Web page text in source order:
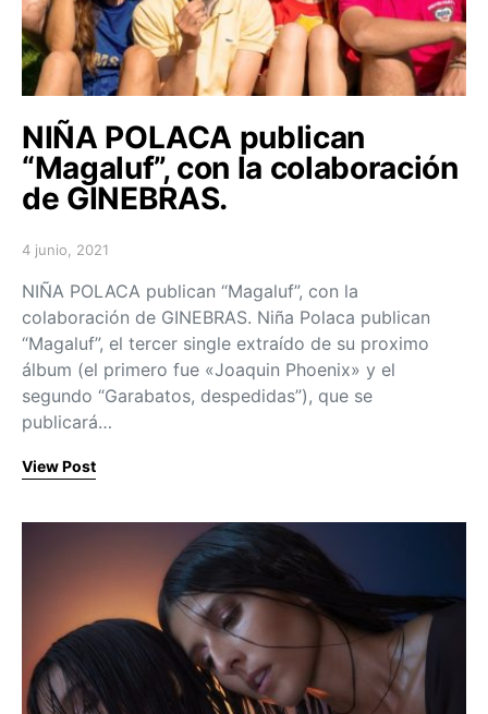
NIÑA POLACA publican
“Magaluf”, con la colaboración
de GINEBRAS.
Posted on
4 junio, 2021
NIÑA POLACA publican “Magaluf”, con la
colaboración de GINEBRAS. Niña Polaca publican
“Magaluf”, el tercer single extraído de su proximo
álbum (el primero fue «Joaquin Phoenix» y el
segundo “Garabatos, despedidas”), que se
publicará…
View Post